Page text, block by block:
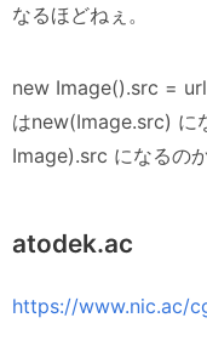
なるほどねぇ。
new Image().src =
はnew(Image.src) に
Image).src になるの
atodek.ac
https://www.nic.ac/